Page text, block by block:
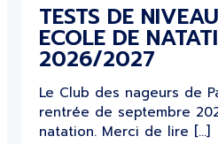
TESTS DE
ECOLE DE
2026/2027
Le Club des nageurs de
rentrée de septembre
natation. Merci de lire […]